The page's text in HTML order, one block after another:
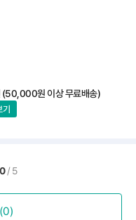
(50,000원 이상 무료배송)
0/5